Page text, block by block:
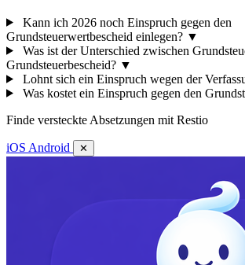
Kann ich 2026 noch Einspruch gegen den
Grundsteuerwertbescheid einlegen? ▼
Was ist der Unterschied zwischen
Grundsteuerbescheid? ▼
Lohnt sich ein Einspruch wegen der
Was kostet ein Einspruch gegen den
Finde versteckte Absetzungen mit Restio
iOS Android ✕